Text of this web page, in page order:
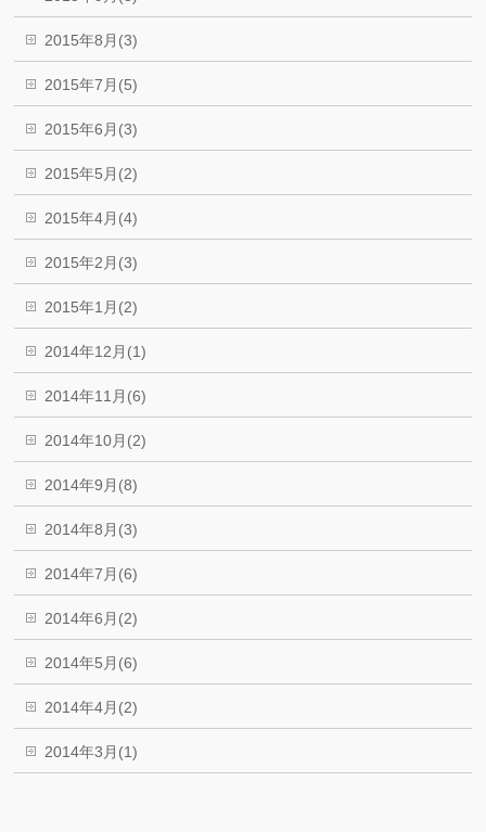
2015年8月(3)
2015年7月(5)
2015年6月(3)
2015年5月(2)
2015年4月(4)
2015年2月(3)
2015年1月(2)
2014年12月(1)
2014年11月(6)
2014年10月(2)
2014年9月(8)
2014年8月(3)
2014年7月(6)
2014年6月(2)
2014年5月(6)
2014年4月(2)
2014年3月(1)